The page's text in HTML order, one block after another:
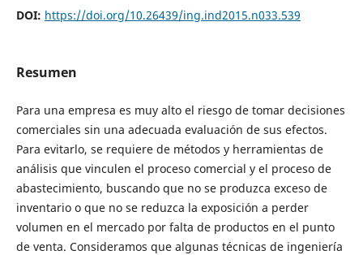
DOI: https://doi.org/10.26439/ing.ind2015.n033.539
Resumen
Para una empresa es muy alto el riesgo de tomar decisiones
comerciales sin una adecuada evaluación de sus efectos.
Para evitarlo, se requiere de métodos y herramientas de
análisis que vinculen el proceso comercial y el proceso de
abastecimiento, buscando que no se produzca exceso de
inventario o que no se reduzca la exposición a perder
volumen en el mercado por falta de productos en el punto
de venta. Consideramos que algunas técnicas de ingeniería